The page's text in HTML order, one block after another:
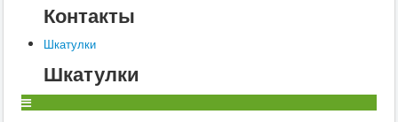
Контакты
Шкатулки
Шкатулки